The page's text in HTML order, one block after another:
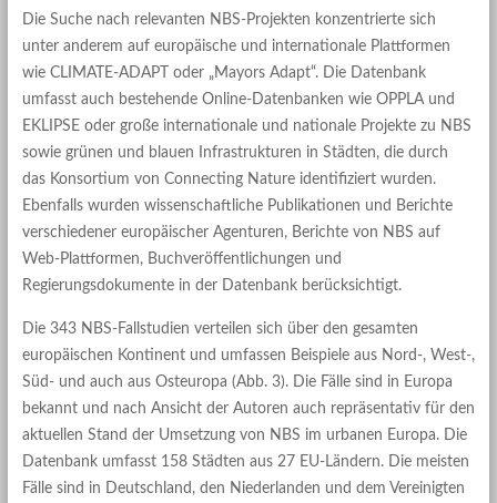
Die Suche nach relevanten NBS-Projekten konzentrierte sich
unter anderem auf europäische und internationale Plattformen
wie CLIMATE-ADAPT oder „Mayors Adapt“. Die Datenbank
umfasst auch bestehende Online-Datenbanken wie OPPLA und
EKLIPSE oder große internationale und nationale Projekte zu NBS
sowie grünen und blauen Infrastrukturen in Städten, die durch
das Konsortium von Connecting Nature identifiziert wurden.
Ebenfalls wurden wissenschaftliche Publikationen und Berichte
verschiedener europäischer Agenturen, Berichte von NBS auf
Web-Plattformen, Buchveröffentlichungen und
Regierungsdokumente in der Datenbank berücksichtigt.
Die 343 NBS-Fallstudien verteilen sich über den gesamten
europäischen Kontinent und umfassen Beispiele aus Nord-, West-,
Süd- und auch aus Osteuropa (Abb. 3). Die Fälle sind in Europa
bekannt und nach Ansicht der Autoren auch repräsentativ für den
aktuellen Stand der Umsetzung von NBS im urbanen Europa. Die
Datenbank umfasst 158 Städten aus 27 EU-Ländern. Die meisten
Fälle sind in Deutschland, den Niederlanden und dem Vereinigten